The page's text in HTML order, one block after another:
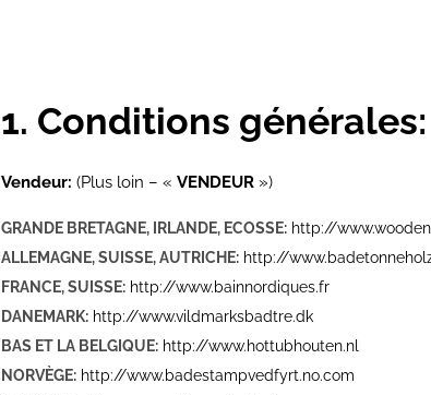
1. Conditions générales:
Vendeur: (Plus loin – « VENDEUR »)
GRANDE BRETAGNE, IRLANDE, ECOSSE: http://
ALLEMAGNE, SUISSE, AUTRICHE: http://
FRANCE, SUISSE: http://www.bainnordiques.fr
DANEMARK: http://www.vildmarksbadtre.dk
BAS ET LA BELGIQUE: http://www.hottubhouten.nl
NORVÈGE: http://www.badestampvedfyrt.no.com